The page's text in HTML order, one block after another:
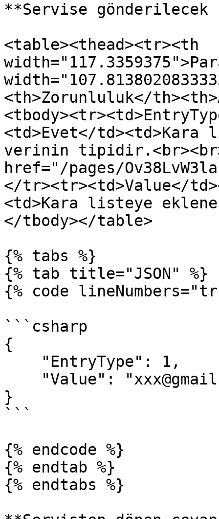
**Servise
<table><thead><tr><th
<th>Zorunluluk</
<td>Evet</
verinin
href="/pages/
</tr><tr><td>Value</
<td>Kara listeye
</tbody></table>
{% tabs %}
{% tab title="JSON" %}
{% code
```csharp
{
}
```
{% endcode %}
{% endtab %}
{% endtabs %}